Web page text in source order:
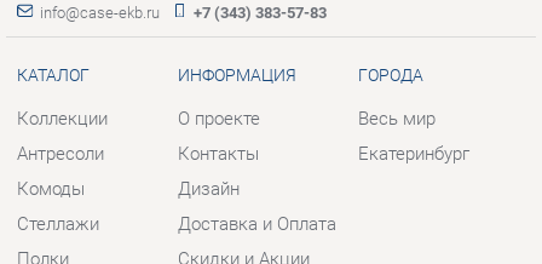
Комоды
Стеллажи
Полки
Тумбы
Шкафы
Дизайн
Доставка и Оплата
Скидки и Акции
Политика
Гарантия
КОНТАКТЫ